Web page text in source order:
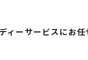
ィーサービスにお任